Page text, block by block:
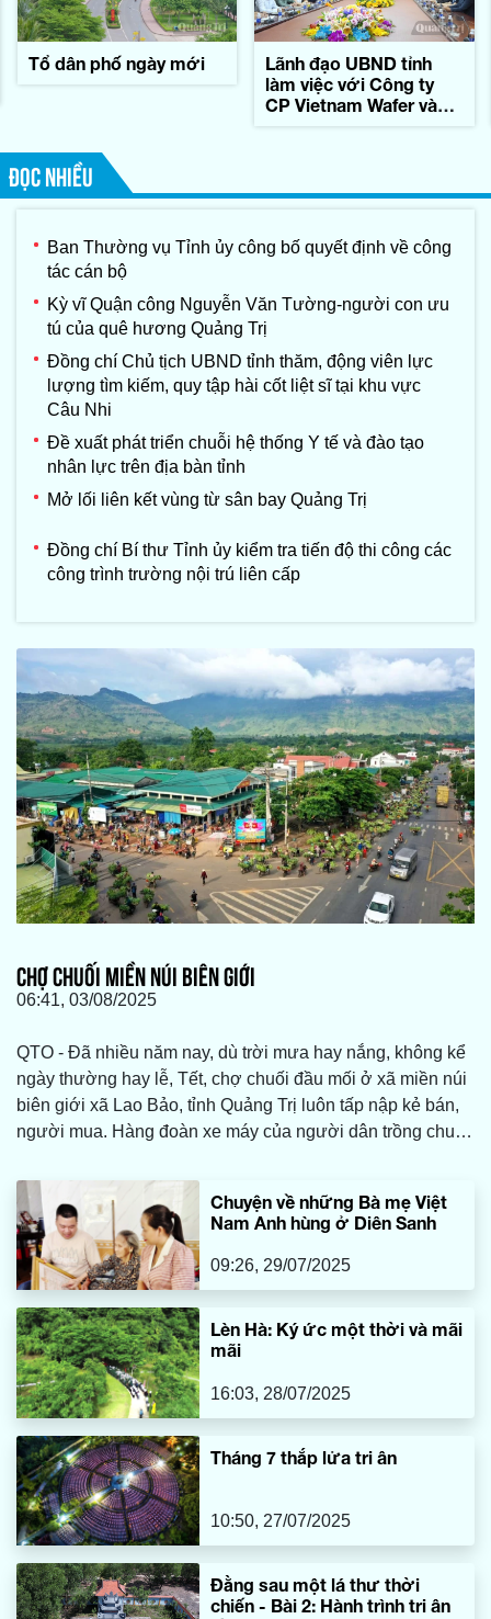
Tổ dân phố ngày mới
Lãnh đạo UBND tỉnh
làm việc với Công ty
CP Vietnam Wafer và
ĐỌC NHIỀU
Ban Thường vụ Tỉnh ủy công bố quyết định về công
tác cán bộ
Kỳ vĩ Quận công Nguyễn Văn Tường-người con ưu
tú của quê hương Quảng Trị
Đồng chí Chủ tịch UBND tỉnh thăm, động viên lực
lượng tìm kiếm, quy tập hài cốt liệt sĩ tại khu vực
Câu Nhi
Đề xuất phát triển chuỗi hệ thống Y tế và đào tạo
nhân lực trên địa bàn tỉnh
Mở lối liên kết vùng từ sân bay Quảng Trị
Đồng chí Bí thư Tỉnh ủy kiểm tra tiến độ thi công các
công trình trường nội trú liên cấp
CHỢ CHUỐI MIỀN NÚI BIÊN GIỚI
06:41, 03/08/2025
QTO - Đã nhiều năm nay, dù trời mưa hay nắng, không kể
ngày thường hay lễ, Tết, chợ chuối đầu mối ở xã miền núi
biên giới xã Lao Bảo, tỉnh Quảng Trị luôn tấp nập kẻ bán,
người mua. Hàng đoàn xe máy của người dân trồng chuối
đuôi nhau ken kín trên các tuyến đường đưa sản phẩm
vào khu vực chợ Tân Long để trao đổi, mua bán với
thương lái khắp nơi về đây thu gom mặt hàng này để xuất
khẩu.
Chuyện về những Bà mẹ Việt
Nam Anh hùng ở Diên Sanh
09:26, 29/07/2025
Lèn Hà: Ký ức một thời và mãi
mãi
16:03, 28/07/2025
Tháng 7 thắp lửa tri ân
10:50, 27/07/2025
Đằng sau một lá thư thời
chiến - Bài 2: Hành trình tri ân